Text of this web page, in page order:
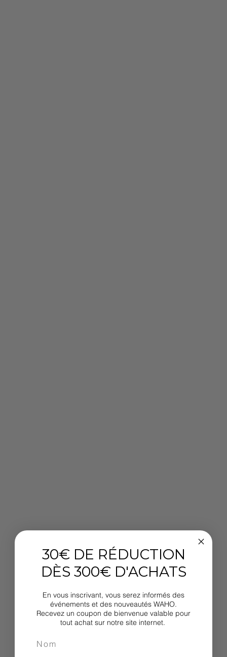
30€ DE RÉDUCTION
DÈS 300€ D'ACHATS
En vous inscrivant, vous serez informés des
événements et des nouveautés WAHO.
Recevez un coupon de bienvenue valable pour
tout achat sur notre site internet.